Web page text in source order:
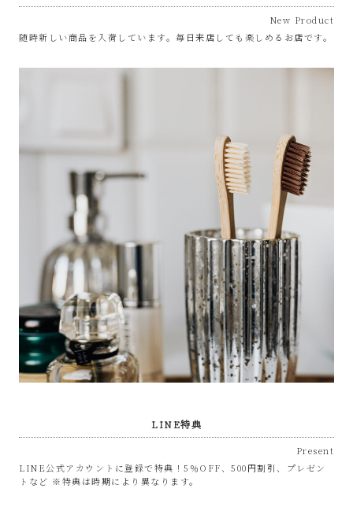
New Product
随時新しい商品を入荷しています。毎日来店しても楽しめるお店です。
LINE特典
Present
LINE公式アカウントに登録で特典！5％OFF、500円割引、プレゼン
トなど ※特典は時期により異なります。